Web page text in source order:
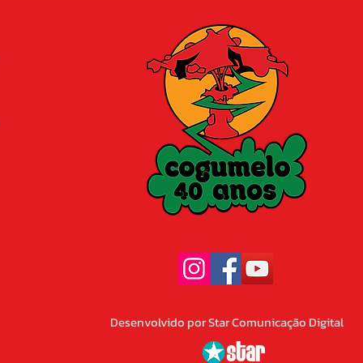
Desenvolvido por Star Comunicação Digital